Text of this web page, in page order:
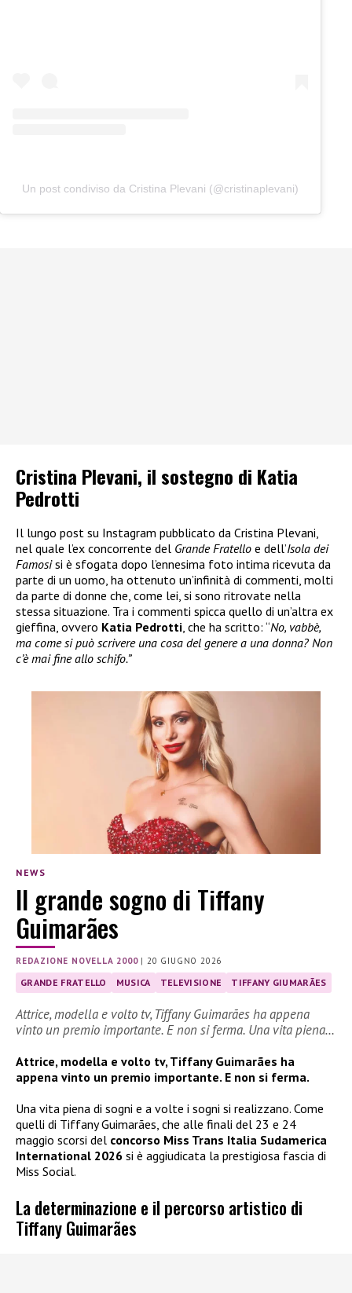
Un post condiviso da Cristina Plevani (@cristinaplevani)
Cristina Plevani, il sostegno di Katia
Pedrotti
Il lungo post su Instagram pubblicato da Cristina Plevani,
nel quale l’ex concorrente del Grande Fratello e dell’Isola dei
Famosisi è sfogata dopo l’ennesima foto intima ricevuta da
parte di un uomo, ha ottenuto un’infinità di commenti, molti
da parte di donne che, come lei, si sono ritrovate nella
stessa situazione. Tra i commenti spicca quello di un’altra ex
gieffina, ovvero Katia Pedrotti, che ha scritto: “No, vabbè,
ma come si può scrivere una cosa del genere a una donna? Non
c’è mai fine allo schifo.”
NEWS
Il grande sogno di Tiffany
Guimarães
REDAZIONE NOVELLA 2000|20 GIUGNO 2026
GRANDE FRATELLO MUSICA TELEVISIONE TIFFANY GIUMARÃES
Attrice, modella e volto tv, Tiffany Guimarães ha appena
vinto un premio importante. E non si ferma. Una vita piena…
Attrice, modella e volto tv, Tiffany Guimarães ha
appena vinto un premio importante. E non si ferma.
Una vita piena di sogni e a volte i sogni si realizzano. Come
quelli di Tiffany Guimarães, che alle finali del 23 e 24
maggio scorsi del concorso Miss Trans Italia Sudamerica
International 2026 si è aggiudicata la prestigiosa fascia di
Miss Social.
La determinazione e il percorso artistico di
Tiffany Guimarães